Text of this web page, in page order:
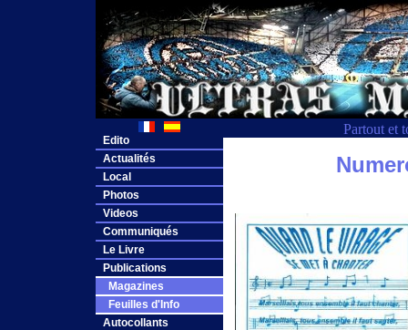
Partout et
Edito
Actualités
Local
Photos
Videos
Communiqués
Le Livre
Publications
Magazines
Feuilles d'Info
Autocollants